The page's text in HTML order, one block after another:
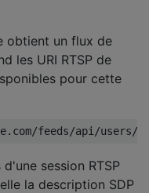
obtient un flux de
les URI RTSP de
pour cette
session RTSP
la description SDP